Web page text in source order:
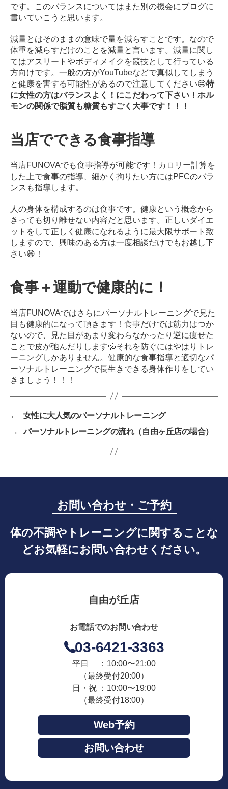
です。
このバランスについてはまた別の機会にブログに
書いていこうと思います。
減量とはそのままの意味で量を減らすことです。 なので
体重を減らすだけのことを減量と言います。 減量に関し
てはアスリートやボディメイクを競技として行っている
方向けです。 一般の方がYouTubeなどで真似してしまう
と健康を害する可能性があるので注意してください😔特
に女性の方はバランスよく！にこだわって下さい！ ホル
モンの関係で脂質も糖質もすごく大事です！！！
当店でできる食事指導
当店FUNOVAでも食事指導が可能です！ カロリー計算を
した上で食事の指導、細かく拘りたい方にはPFCのバラ
ンスも指導します。
人の身体を構成するのは食事です。 健康という概念から
きっても切り離せない内容だと思います。 正しいダイエ
ットをして正しく健康になれるように最大限サポート致
しますので、興味のある方は一度相談だけでもお越し下
さい😆！
食事＋運動で健康的に！
当店FUNOVAではさらにパーソナルトレーニングで見た
目も健康的になって頂きます！ 食事だけでは筋力はつか
ないので、見た目があまり変わらなかったり逆に痩せた
ことで皮が弛んだりします💦それを防ぐにはやはりトレ
ーニングしかありません。 健康的な食事指導と適切なパ
ーソナルトレーニングで長生きできる身体作りをしてい
きましょう！！！
←
女性に大人気のパーソナルトレーニング
→
パーソナルトレーニングの流れ（自由ヶ丘店の場合）
お問い合わせ・ご予約
体の不調やトレーニングに関することな
どお気軽にお問い合わせください。
自由が丘店
お電話でのお問い合わせ
03-6421-3363
平日 ：10:00〜21:00
（最終受付20:00）
日・祝 ：10:00〜19:00
（最終受付18:00）
Web予約
お問い合わせ